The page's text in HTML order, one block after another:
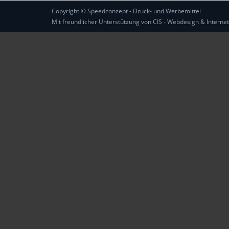
Copyright ©Speedconzept - Druck- und Werbemittel
Mit freundlicher Unterstützung vonCIS - Webdesign &